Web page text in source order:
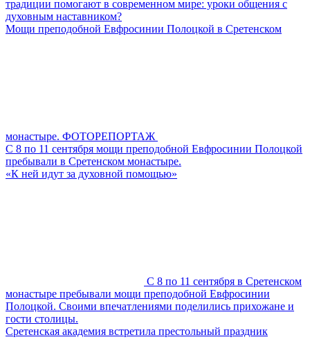
традиции помогают в современном мире: уроки общения с
духовным наставником?
Мощи преподобной Евфросинии Полоцкой в Сретенском
монастыре. ФОТОРЕПОРТАЖ
С 8 по 11 сентября мощи преподобной Евфросинии Полоцкой
пребывали в Сретенском монастыре.
«К ней идут за духовной помощью»
С 8 по 11 сентября в Сретенском
монастыре пребывали мощи преподобной Евфросинии
Полоцкой. Своими впечатлениями поделились прихожане и
гости столицы.
Сретенская академия встретила престольный праздник